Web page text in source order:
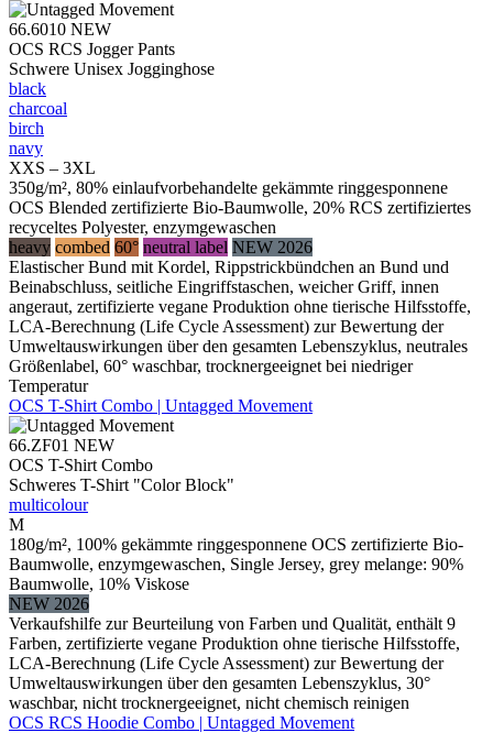
66.6010 NEW
OCS RCS Jogger Pants
Schwere Unisex Jogginghose
black
charcoal
birch
navy
XXS – 3XL
350g/m², 80% einlaufvorbehandelte gekämmte ringgesponnene
OCS Blended zertifizierte Bio-Baumwolle, 20% RCS zertifiziertes
recyceltes Polyester, enzymgewaschen
heavy combed 60° neutral label NEW 2026
Elastischer Bund mit Kordel, Rippstrickbündchen an Bund und
Beinabschluss, seitliche Eingriffstaschen, weicher Griff, innen
angeraut, zertifizierte vegane Produktion ohne tierische Hilfsstoffe,
LCA-Berechnung (Life Cycle Assessment) zur Bewertung der
Umweltauswirkungen über den gesamten Lebenszyklus, neutrales
Größenlabel, 60° waschbar, trocknergeeignet bei niedriger
Temperatur
OCS T-Shirt Combo | Untagged Movement
66.ZF01 NEW
OCS T-Shirt Combo
Schweres T-Shirt "Color Block"
multicolour
M
180g/m², 100% gekämmte ringgesponnene OCS zertifizierte Bio-
Baumwolle, enzymgewaschen, Single Jersey, grey melange: 90%
Baumwolle, 10% Viskose
NEW 2026
Verkaufshilfe zur Beurteilung von Farben und Qualität, enthält 9
Farben, zertifizierte vegane Produktion ohne tierische Hilfsstoffe,
LCA-Berechnung (Life Cycle Assessment) zur Bewertung der
Umweltauswirkungen über den gesamten Lebenszyklus, 30°
waschbar, nicht trocknergeeignet, nicht chemisch reinigen
OCS RCS Hoodie Combo | Untagged Movement